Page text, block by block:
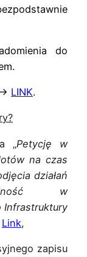
do
LINK.
„Petycję w
na czas
działań
w
Infrastruktury
Link,
zapisu